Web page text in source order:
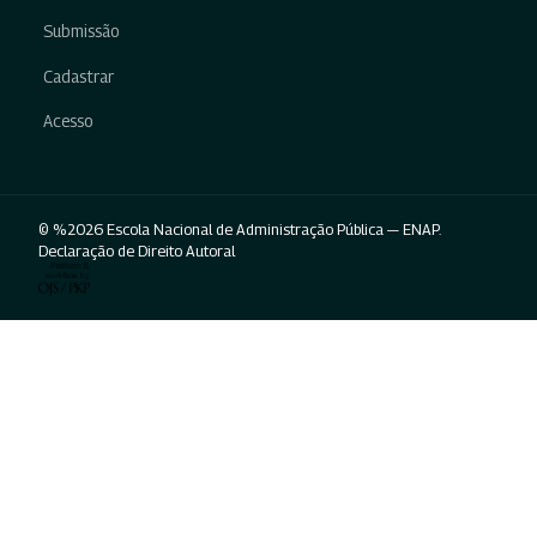
Submissão
Cadastrar
Acesso
© %2026 Escola Nacional de Administração Pública — ENAP.
Declaração de Direito Autoral